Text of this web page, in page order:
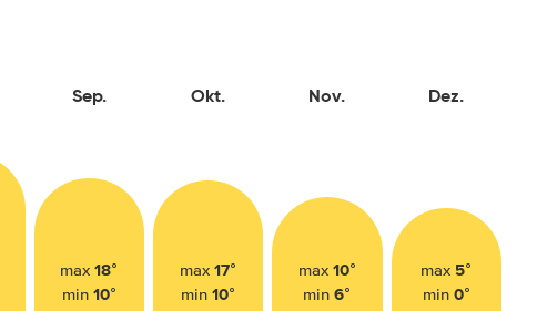
Sep.
max18°
min 10°
Okt.
max17°
min10°
Nov.
max 10°
min6°
Dez.
max 5°
min 0°